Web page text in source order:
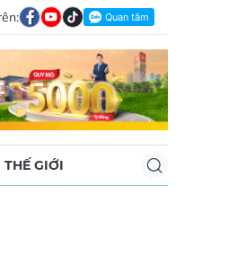
THẾ GIỚI